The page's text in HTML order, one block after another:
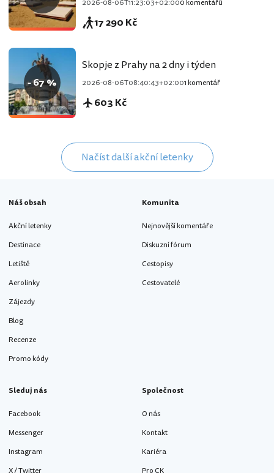
2026-08-06T11:23:03+02:000 komentářů
17 290 Kč
- 67 %
Skopje z Prahy na 2 dny i týden
2026-08-06T08:40:43+02:001 komentář
603 Kč
Načíst další akční letenky
Náš obsah
Akční letenky
Destinace
Letiště
Aerolinky
Zájezdy
Blog
Recenze
Promo kódy
Komunita
Nejnovější komentáře
Diskuzní fórum
Cestopisy
Cestovatelé
Sleduj nás
Facebook
Messenger
Instagram
X / Twitter
Společnost
O nás
Kontakt
Kariéra
Pro CK